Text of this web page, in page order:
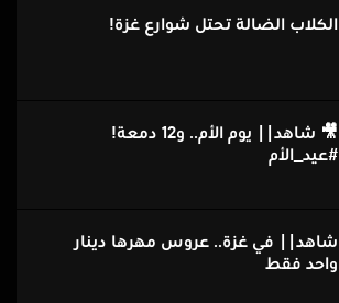
الكلاب الضالة تحتل شوارع غزة!
🎥 شاهد|| يوم الأم.. و12 دمعة!
#عيد_الأم
شاهد|| في غزة.. عروس مهرها دينار
واحد فقط